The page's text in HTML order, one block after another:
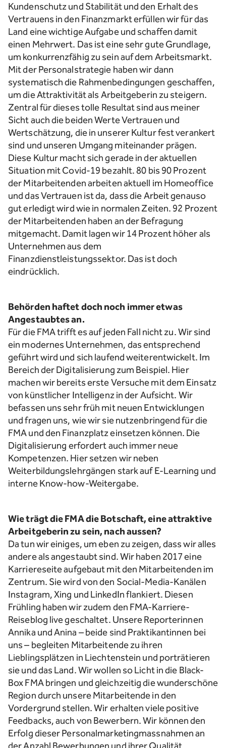
Kundenschutz und Stabilität und den Erhalt des
Vertrauens in den Finanzmarkt erfüllen wir für das
Land eine wichtige Aufgabe und schaffen damit
einen Mehrwert. Das ist eine sehr gute Grundlage,
um konkurrenzfähig zu sein auf dem Arbeitsmarkt.
Mit der Personalstrategie haben wir dann
systematisch die Rahmenbedingungen geschaffen,
um die Attraktivität als Arbeitgeberin zu steigern.
Zentral für dieses tolle Resultat sind aus meiner
Sicht auch die beiden Werte Vertrauen und
Wertschätzung, die in unserer Kultur fest verankert
sind und unseren Umgang miteinander prägen.
Diese Kultur macht sich gerade in der aktuellen
Situation mit Covid-19 bezahlt. 80 bis 90 Prozent
der Mitarbeitenden arbeiten aktuell im Homeoffice
und das Vertrauen ist da, dass die Arbeit genauso
gut erledigt wird wie in normalen Zeiten. 92 Prozent
der Mitarbeitenden haben an der Befragung
mitgemacht. Damit lagen wir 14 Prozent höher als
Unternehmen aus dem
Finanzdienstleistungssektor. Das ist doch
eindrücklich.
Behörden haftet doch noch immer etwas
Angestaubtes an.
Für die FMA trifft es auf jeden Fall nicht zu. Wir sind
ein modernes Unternehmen, das entsprechend
geführt wird und sich laufend weiterentwickelt. Im
Bereich der Digitalisierung zum Beispiel. Hier
machen wir bereits erste Versuche mit dem Einsatz
von künstlicher Intelligenz in der Aufsicht. Wir
befassen uns sehr früh mit neuen Entwicklungen
und fragen uns, wie wir sie nutzenbringend für die
FMA und den Finanzplatz einsetzen können. Die
Digitalisierung erfordert auch immer neue
Kompetenzen. Hier setzen wir neben
Weiterbildungslehrgängen stark auf E-Learning und
interne Know-how-Weitergabe.
Wie trägt die FMA die Botschaft, eine attraktive
Arbeitgeberin zu sein, nach aussen?
Da tun wir einiges, um eben zu zeigen, dass wir alles
andere als angestaubt sind. Wir haben 2017 eine
Karriereseite aufgebaut mit den Mitarbeitenden im
Zentrum. Sie wird von den Social-Media-Kanälen
Instagram, Xing und LinkedIn flankiert. Diesen
Frühling haben wir zudem den FMA-Karriere-
Reiseblog live geschaltet. Unsere Reporterinnen
Annika und Anina – beide sind Praktikantinnen bei
uns – begleiten Mitarbeitende zu ihren
Lieblingsplätzen in Liechtenstein und porträtieren
sie und das Land. Wir wollen so Licht in die Black-
Box FMA bringen und gleichzeitig die wunderschöne
Region durch unsere Mitarbeitende in den
Vordergrund stellen. Wir erhalten viele positive
Feedbacks, auch von Bewerbern. Wir können den
Erfolg dieser Personalmarketingmassnahmen an